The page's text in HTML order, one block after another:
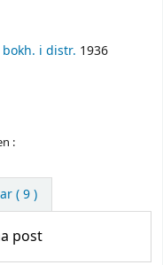
i distr. 1936
:
( 9 )
post